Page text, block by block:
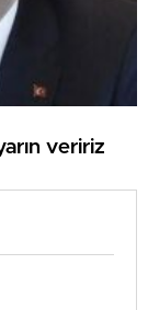
veririz